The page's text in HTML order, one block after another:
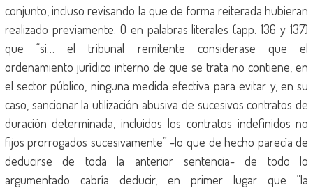
conjunto, incluso revisando la que de forma reiterada hubieran
realizado previamente. O en palabras literales (app. 136 y 137)
que “si… el tribunal remitente considerase que el
ordenamiento jurídico interno de que se trata no contiene, en
el sector público, ninguna medida efectiva para evitar y, en su
caso, sancionar la utilización abusiva de sucesivos contratos de
duración determinada, incluidos los contratos indefinidos no
fijos prorrogados sucesivamente” -lo que de hecho parecía de
deducirse de toda la anterior sentencia- de todo lo
argumentado cabría deducir, en primer lugar que “la